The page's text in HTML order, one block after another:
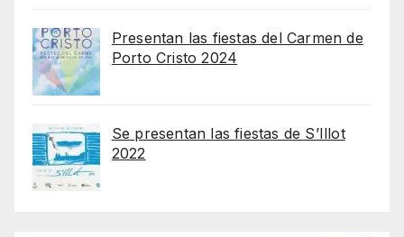
Presentan las fiestas del Carmen de
Porto Cristo 2024
Se presentan las fiestas de S’Illot
2022